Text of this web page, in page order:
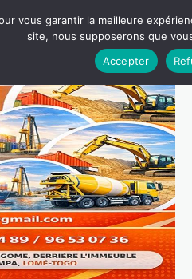
vous garantir la meilleure
site, nous supposerons que
Accepter